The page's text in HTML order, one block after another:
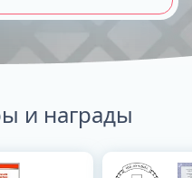
и награды